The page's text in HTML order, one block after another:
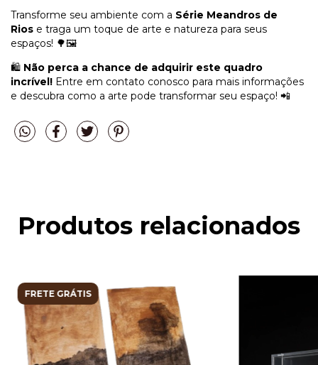
Transforme seu ambiente com a Série Meandros de
Rios e traga um toque de arte e natureza para seus
espaços! 🌳🖼️
🛍️ Não perca a chance de adquirir este quadro
incrível! Entre em contato conosco para mais informações
e descubra como a arte pode transformar seu espaço! 📲
Produtos relacionados
FRETE GRÁTIS